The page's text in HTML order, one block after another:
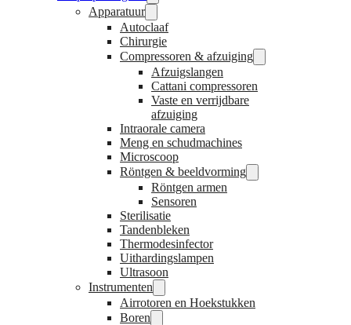
Apparatuur
Autoclaaf
Chirurgie
Compressoren & afzuiging
Afzuigslangen
Cattani compressoren
Vaste en verrijdbare
afzuiging
Intraorale camera
Meng en schudmachines
Microscoop
Röntgen & beeldvorming
Röntgen armen
Sensoren
Sterilisatie
Tandenbleken
Thermodesinfector
Uithardingslampen
Ultrasoon
Instrumenten
Airrotoren en Hoekstukken
Boren